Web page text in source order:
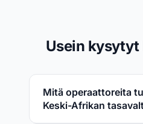
Usein
Mitä operaattoreita
Keski-Afrikan